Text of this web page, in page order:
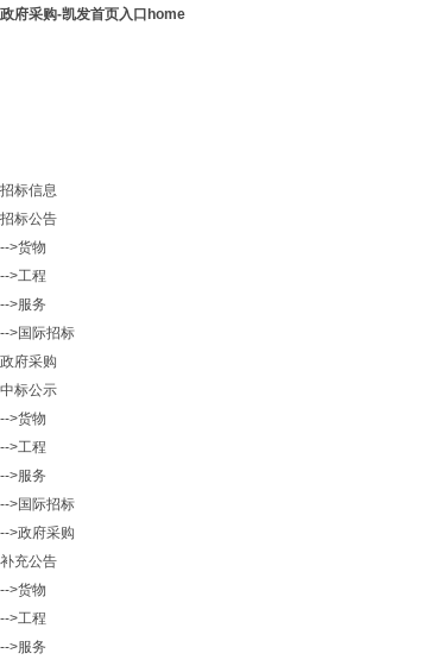
政府采购-凯发首页入口home
招标信息
招标公告
-->货物
-->工程
-->服务
-->国际招标
政府采购
中标公示
-->货物
-->工程
-->服务
-->国际招标
-->政府采购
补充公告
-->货物
-->工程
-->服务